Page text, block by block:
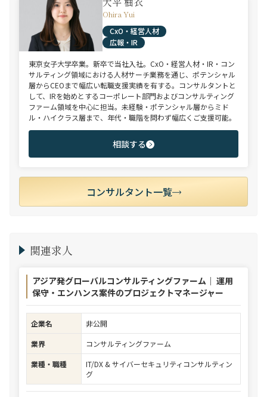
Ohira Yui
CxO・経営人材
広報・IR
東京女子大学卒業。新卒で当社入社。CxO・経営人材・IR・コン
サルティング領域における人材サーチ業務を通じ、ポテンシャル
層からCEOまで幅広い転職支援実績を有する。コンサルタントと
して、IRを始めとするコーポレート部門およびコンサルティング
ファーム領域を中心に担当。未経験・ポテンシャル層からミド
ル・ハイクラス層まで、年代・職階を問わず幅広くご支援可能。
相談する
コンサルタント一覧
関連求人
アジア発グローバルコンサルティングファーム｜ 運用
保守・エンハンス案件のプロジェクトマネージャー
企業名
非公開
業界
コンサルティングファーム
業種・職種
IT/DX & サイバーセキュリティコンサルティン
グ